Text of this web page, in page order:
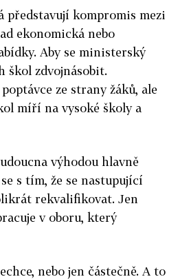
představují kompromis mezi
ekonomická nebo
Aby se ministerský
škol zdvojnásobit.
ze strany žáků, ale
míří na vysoké školy a
výhodou hlavně
s tím, že se nastupující
rekvalifikovat. Jen
v oboru, který
nebo jen částečně. A to